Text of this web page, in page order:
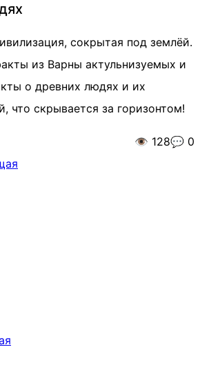
сокрытая под землёй.
из Варны актульнизуемых и
о древних людях и их
что скрывается за горизонтом!
👁️ 128💬 0